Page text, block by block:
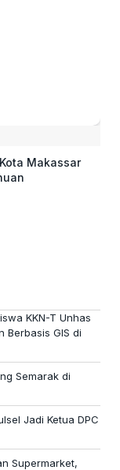
Makassar
KKN-T Unhas
Berbasis GIS di
Semarak di
Jadi Ketua DPC
Supermarket,